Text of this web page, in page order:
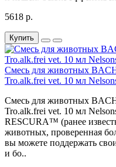
5618 р.
Купить
Смесь для животных
Tro.alk.frei vet. 10 мл
Смесь для животных
Tro.alk.frei vet. 10 мл
RESCURA™ (ранее
животных, проверенная
вы можете поддержать
и бо..